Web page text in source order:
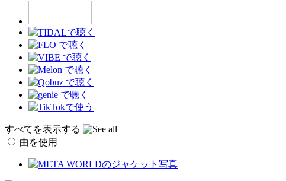
すべてを表示する
曲を使用